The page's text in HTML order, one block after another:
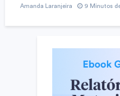
Amanda Laranjeira 9 Minutos